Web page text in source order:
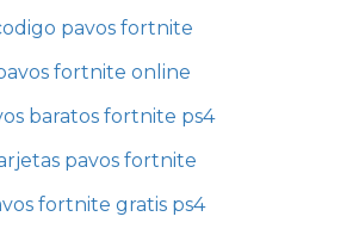
pavos fortnite
fortnite online
baratos fortnite ps4
pavos fortnite
fortnite gratis ps4